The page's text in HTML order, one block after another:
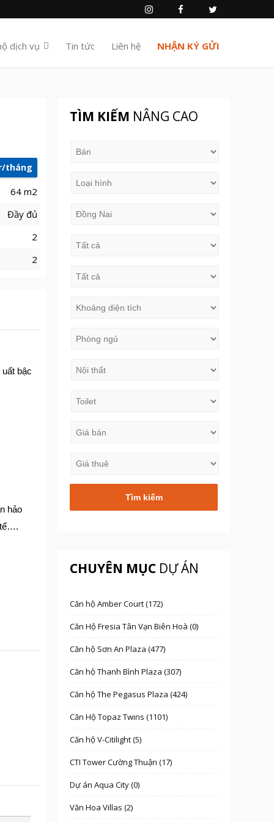
dịch vụ Tin tức Liên hệ NHẬN KÝ GỬI
tháng
64 m2
Đầy đủ
2
2
bậc
hảo
tế….
TÌM KIẾM NÂNG CAO
CHUYÊN MỤC DỰ ÁN
Căn hộ Amber Court (172)
Căn Hộ Fresia Tân Vạn Biên Hoà (0)
Căn hộ Sơn An Plaza (477)
Căn hộ Thanh Bình Plaza (307)
Căn hộ The Pegasus Plaza (424)
Căn Hộ Topaz Twins (1101)
Căn hộ V-Citilight (5)
CTI Tower Cường Thuận (17)
Dự án Aqua City (0)
Văn Hoa Villas (2)